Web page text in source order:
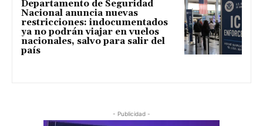
Departamento de Seguridad
Nacional anuncia nuevas
restricciones: indocumentados
ya no podrán viajar en vuelos
nacionales, salvo para salir del
país
- Publicidad -